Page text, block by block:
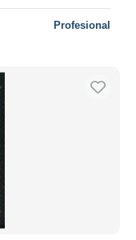
Profesional